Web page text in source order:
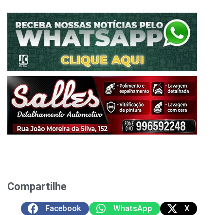
Compartilhe
Facebook WhatsApp X